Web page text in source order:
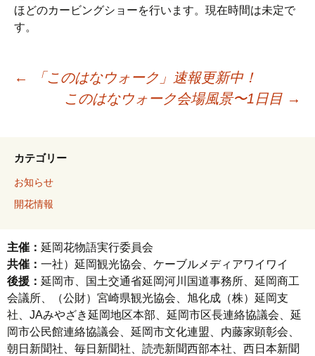
ほどのカービングショーを行います。現在時間は未定で
す。
←
「このはなウォーク」速報更新中！
このはなウォーク会場風景〜1日目 →
カテゴリー
お知らせ
開花情報
主催： 延岡花物語実行委員会
共催： 一社）延岡観光協会、ケーブルメディアワイワイ
後援： 延岡市、国土交通省延岡河川国道事務所、延岡商工
会議所、（公財）宮崎県観光協会、旭化成（株）延岡支
社、JAみやざき延岡地区本部、延岡市区長連絡協議会、延
岡市公民館連絡協議会、延岡市文化連盟、内藤家顕彰会、
朝日新聞社、毎日新聞社、読売新聞西部本社、西日本新聞